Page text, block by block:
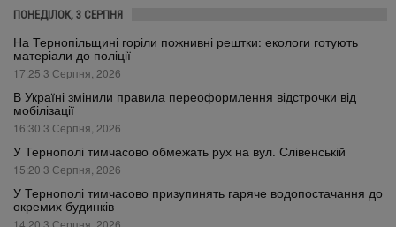
ПОНЕДІЛОК, 3 СЕРПНЯ
На Тернопільщині горіли пожнивні рештки: екологи готують
матеріали до поліції
17:25 3 Серпня, 2026
В Україні змінили правила переоформлення відстрочки від
мобілізації
16:30 3 Серпня, 2026
У Тернополі тимчасово обмежать рух на вул. Слівенській
15:20 3 Серпня, 2026
У Тернополі тимчасово призупинять гаряче водопостачання до
окремих будинків
14:20 3 Серпня, 2026